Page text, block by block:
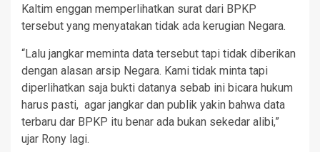
Kaltim enggan memperlihatkan surat dari BPKP
tersebut yang menyatakan tidak ada kerugian Negara.
“Lalu jangkar meminta data tersebut tapi tidak diberikan
dengan alasan arsip Negara. Kami tidak minta tapi
diperlihatkan saja bukti datanya sebab ini bicara hukum
harus pasti, agar jangkar dan publik yakin bahwa data
terbaru dar BPKP itu benar ada bukan sekedar alibi,”
ujar Rony lagi.